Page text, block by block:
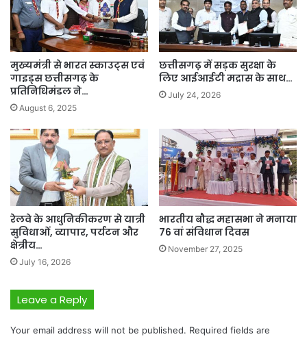
मुख्यमंत्री से भारत स्काउट्स एवं
गाइड्स छत्तीसगढ़ के
प्रतिनिधिमंडल ने…
August 6, 2025
छत्तीसगढ़ में सड़क सुरक्षा के
लिए आईआईटी मद्रास के साथ…
July 24, 2026
रेलवे के आधुनिकीकरण से यात्री
सुविधाओं, व्यापार, पर्यटन और
क्षेत्रीय…
July 16, 2026
भारतीय बौद्ध महासभा ने मनाया
76 वां संविधान दिवस
November 27, 2025
Leave a Reply
Your email address will not be published. Required fields are